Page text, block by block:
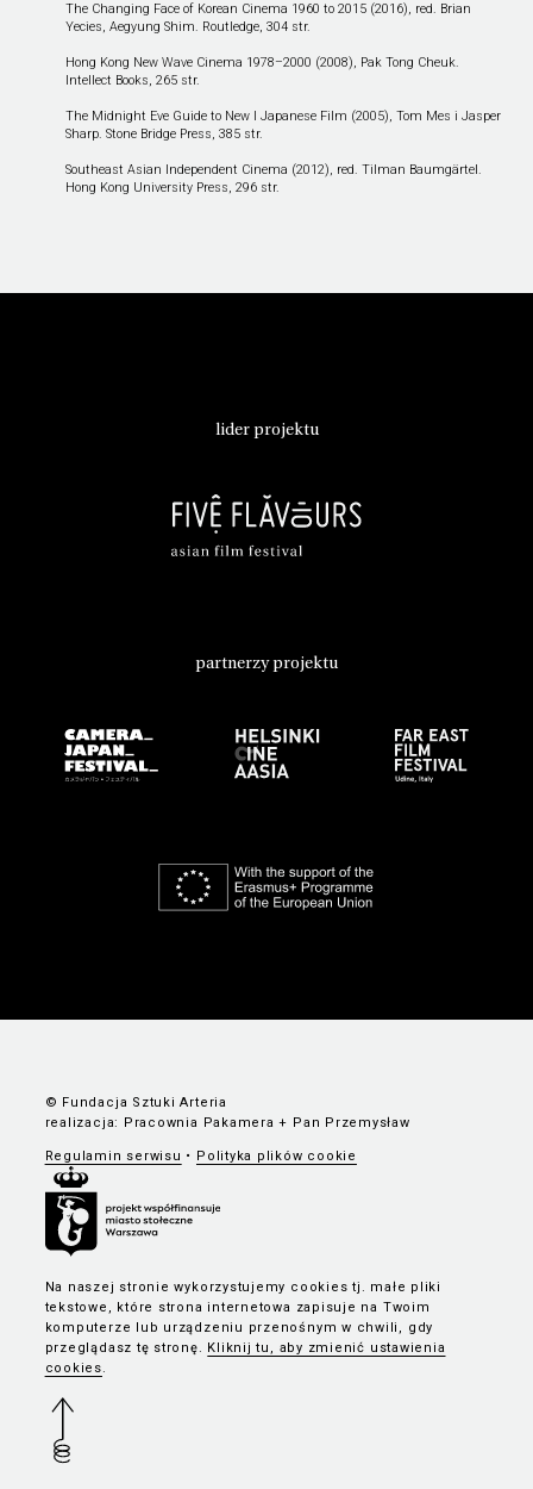
The Changing Face of Korean Cinema 1960 to 2015 (2016), red. Brian
Yecies, Aegyung Shim. Routledge, 304 str.
Hong Kong New Wave Cinema 1978–2000 (2008), Pak Tong Cheuk.
Intellect Books, 265 str.
The Midnight Eve Guide to New I Japanese Film (2005), Tom Mes i Jasper
Sharp. Stone Bridge Press, 385 str.
Southeast Asian Independent Cinema (2012), red. Tilman Baumgärtel.
Hong Kong University Press, 296 str.
lider projektu
partnerzy projektu
© Fundacja Sztuki Arteria
realizacja:
Pracownia Pakamera + Pan Przemysław
Regulamin serwisu • Polityka plików cookie
Na naszej stronie wykorzystujemy cookies tj. małe pliki
tekstowe, które strona internetowa zapisuje na Twoim
komputerze lub urządzeniu przenośnym w chwili, gdy
przeglądasz tę stronę. Kliknij tu, aby zmienić ustawienia
cookies.